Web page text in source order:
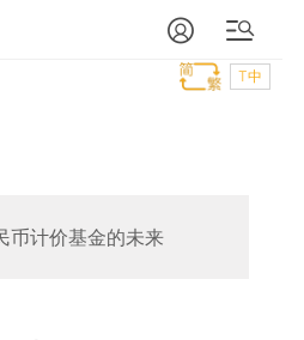
T中
币计价基金的未来